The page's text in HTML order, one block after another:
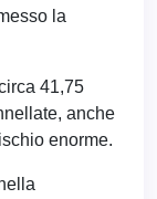
la
41,75
anche
enorme.